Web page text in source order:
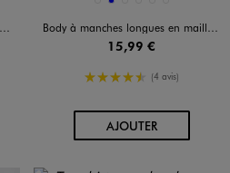
Disponible en 6 coloris
BEIGE CLAIR
BLEU
Body à manches longues en maille côtelée femme
15,99 €
4.5/5 de moyenne
(4 avis)
AJOUTERAU PANIER